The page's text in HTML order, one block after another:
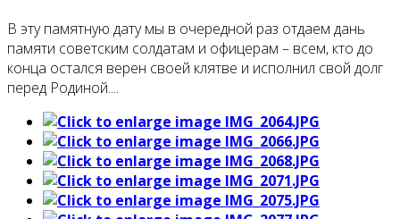
В эту памятную дату мы в очередной раз отдаем дань
памяти советским солдатам и офицерам – всем, кто до
конца остался верен своей клятве и исполнил свой долг
перед Родиной....